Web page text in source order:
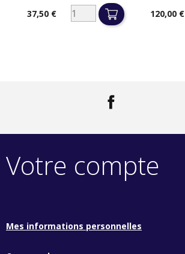
Prix37,50 € Prix120,00 €
Votre compte
Mes informations personnelles